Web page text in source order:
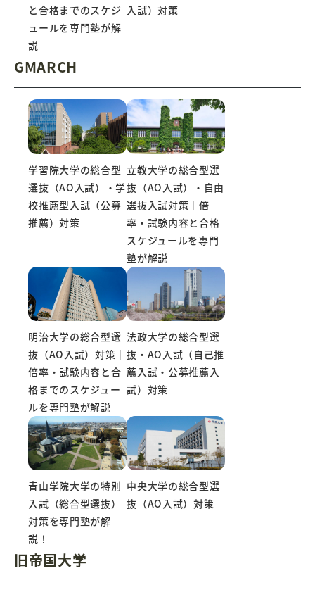
と合格までのスケジ
ュールを専門塾が解
説
入試）対策
GMARCH
学習院大学の総合型
選抜（AO入試）・学
校推薦型入試（公募
推薦）対策
立教大学の総合型選
抜（AO入試）・自由
選抜入試対策｜倍
率・試験内容と合格
スケジュールを専門
塾が解説
明治大学の総合型選
抜（AO入試）対策｜
倍率・試験内容と合
格までのスケジュー
ルを専門塾が解説
法政大学の総合型選
抜・AO入試（自己推
薦入試・公募推薦入
試）対策
青山学院大学の特別
入試（総合型選抜）
対策を専門塾が解
説！
中央大学の総合型選
抜（AO入試）対策
旧帝国大学